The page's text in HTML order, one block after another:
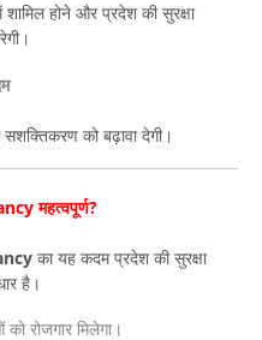
शामिल होने और प्रदेश की सुरक्षा
को बढ़ावा देगी।
महत्वपूर्ण?
का यह कदम प्रदेश की सुरक्षा
है।
रोजगार मिलेगा।